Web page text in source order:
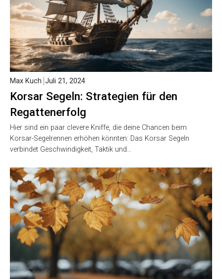
Korsar Segeln: Strategien für den
Regattenerfolg
Max Kuch Juli 21, 2024
Hier sind ein paar clevere Kniffe, die deine Chancen beim
Korsar-Segelrennen erhöhen könnten: Das Korsar Segeln
verbindet Geschwindigkeit, Taktik und…